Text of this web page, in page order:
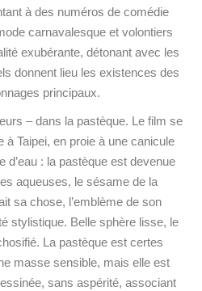
à des numéros de comédie
carnavalesque et volontiers
exubérante, détonant avec les
donnent lieu les existences des
principaux.
– dans la pastèque. Le film se
à Taipei, en proie à une canicule
d’eau : la pastèque est devenue
aqueuses, le sésame de la
sa chose, l’emblème de son
stylistique. Belle sphère lisse, le
La pastèque est certes
masse sensible, mais elle est
sans aspérité, associant